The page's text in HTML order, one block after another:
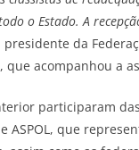
o Estado. A
da
acompanhou a
participaram
e ASPOL, que